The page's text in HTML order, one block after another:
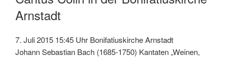
Arnstadt
7. Juli 2015 15:45 Uhr Bonifatiuskirche Arnstadt
Johann Sebastian Bach (1685-1750) Kantaten „Weinen,